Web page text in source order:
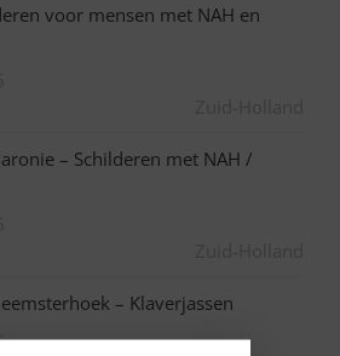
voor mensen met NAH en
– Schilderen met NAH /
– Klaverjassen